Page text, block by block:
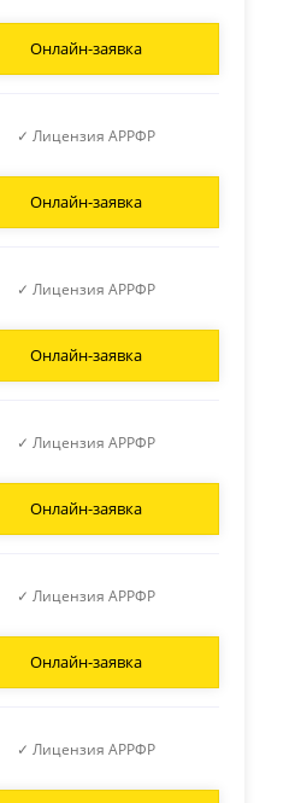
Онлайн-заявка
Онлайн-заявка
✓ Лицензия АРРФР
Онлайн-заявка
✓ Лицензия АРРФР
Онлайн-заявка
✓ Лицензия АРРФР
Онлайн-заявка
✓ Лицензия АРРФР
✓ Лицензия АРРФР